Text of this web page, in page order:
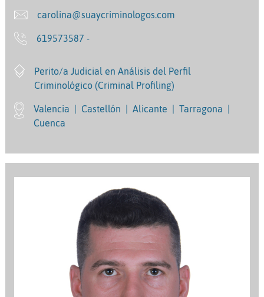
carolina@suaycriminologos.com
619573587 -
Perito/a Judicial en Análisis del Perfil
Criminológico (Criminal Profiling)
Valencia Castellón Alicante Tarragona
Cuenca